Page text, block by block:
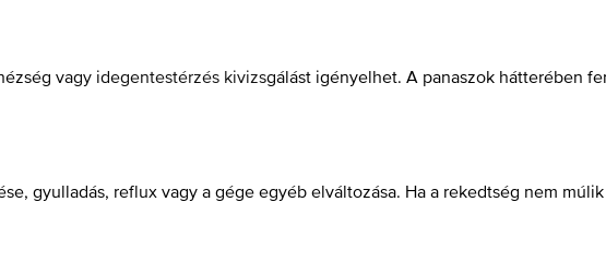
vagy idegentestérzés kivizsgálást igényelhet. A panaszok hátterében
gyulladás, reflux vagy a gége egyéb elváltozása. Ha a rekedtség nem